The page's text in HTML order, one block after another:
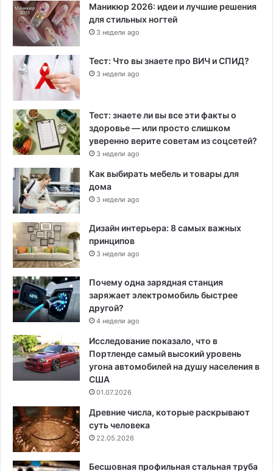
Маникюр 2026: идеи и лучшие решения
для стильных ногтей
3 недели ago
Тест: Что вы знаете про ВИЧ и СПИД?
3 недели ago
Тест: знаете ли вы все эти факты о
здоровье — или просто слишком
уверенно верите советам из соцсетей?
3 недели ago
Как выбирать мебель и товары для
дома
3 недели ago
Дизайн интерьера: 8 самых важных
принципов
3 недели ago
Почему одна зарядная станция
заряжает электромобиль быстрее
другой?
4 недели ago
Исследование показало, что в
Портленде самый высокий уровень
угона автомобилей на душу населения в
США
01.07.2026
Древние числа, которые раскрывают
суть человека
22.05.2026
Бесшовная профильная стальная труба